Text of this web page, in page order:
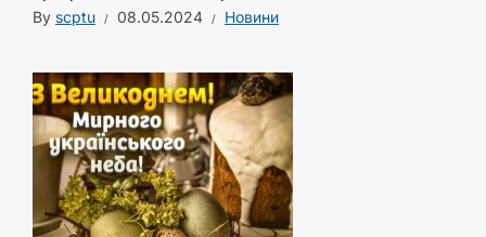
By scptu 08.05.2024 Новини